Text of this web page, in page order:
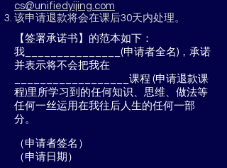
cs@unifiedyijing.com
该申请退款将会在课后30天内处理。
【签署承诺书】的范本如下：
我_______________(申请者全名)，承诺
并表示将不会把我在
__________________课程 (申请退款课
程)里所学习到的任何知识、思维、做法等
任何一丝运用在我往后人生的任何一部
分。
（申请者签名）
（申请日期）